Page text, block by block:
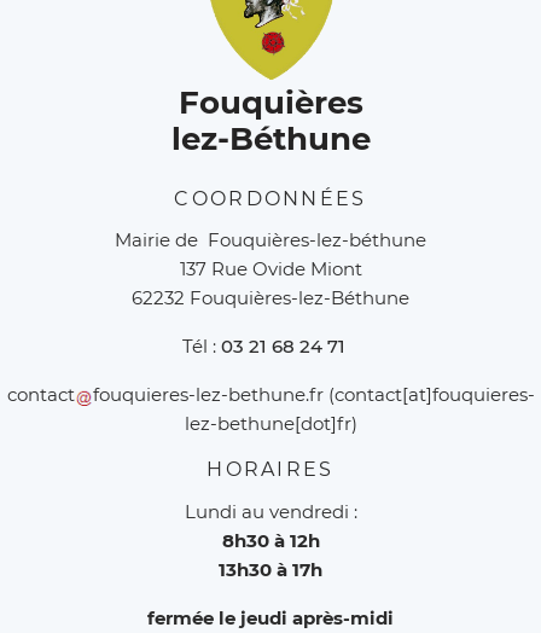
Fouquières
lez-Béthune
COORDONNÉES
Mairie de Fouquières-lez-béthune
137 Rue Ovide Miont
62232 Fouquières-lez-Béthune
Tél : 03 21 68 24 71
contact fouquieres-lez-bethune.fr(contact[at]fouquieres-
lez-bethune[dot]fr)
HORAIRES
Lundi au vendredi :
8h30 à 12h
13h30 à 17h
fermée le jeudi après-midi